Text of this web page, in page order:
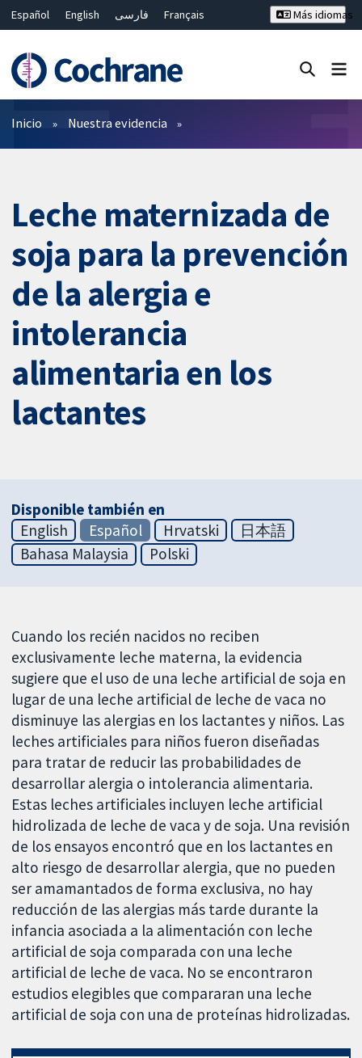
Español English فارسی
Français
Bahasa Malaysia
ไทย 繁體中文
Más idiomas
Filtros
Inicio Nuestra evidencia
Leche maternizada de
soja para la prevención
de la alergia e
intolerancia
alimentaria en los
lactantes
Disponible también en
English
Español Hrvatski
日本語
Bahasa Malaysia
Polski
Cuando los recién nacidos no reciben
exclusivamente leche materna, la evidencia
sugiere que el uso de una leche artificial de soja en
lugar de una leche artificial de leche de vaca no
disminuye las alergias en los lactantes y niños. Las
leches artificiales para niños fueron diseñadas
para tratar de reducir las probabilidades de
desarrollar alergia o intolerancia alimentaria.
Estas leches artificiales incluyen leche artificial
hidrolizada de leche de vaca y de soja. Una revisión
de los ensayos encontró que en los lactantes en
alto riesgo de desarrollar alergia, que no pueden
ser amamantados de forma exclusiva, no hay
reducción de las alergias más tarde durante la
infancia asociada a la alimentación con leche
artificial de soja comparada con una leche
artificial de leche de vaca. No se encontraron
estudios elegibles que compararan una leche
artificial de soja con una de proteínas hidrolizadas.